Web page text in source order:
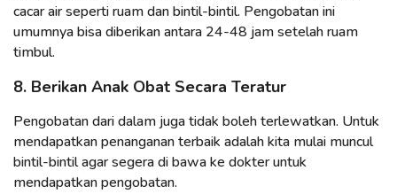
cacar air seperti ruam dan bintil-bintil. Pengobatan ini
umumnya bisa diberikan antara 24-48 jam setelah ruam
timbul.
8. Berikan Anak Obat Secara Teratur
Pengobatan dari dalam juga tidak boleh terlewatkan. Untuk
mendapatkan penanganan terbaik adalah kita mulai muncul
bintil-bintil agar segera di bawa ke dokter untuk
mendapatkan pengobatan.